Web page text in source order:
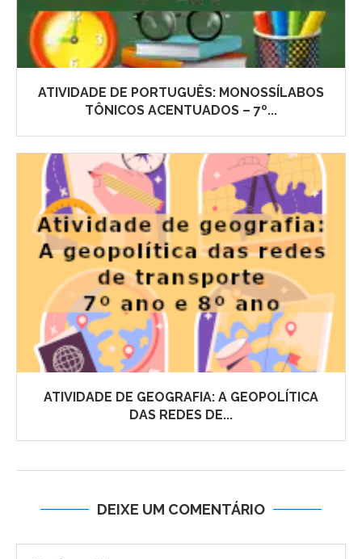
ATIVIDADE DE PORTUGUÊS: MONOSSÍLABOS
TÔNICOS ACENTUADOS – 7º...
ATIVIDADE DE GEOGRAFIA: A GEOPOLÍTICA
DAS REDES DE...
DEIXE UM COMENTÁRIO